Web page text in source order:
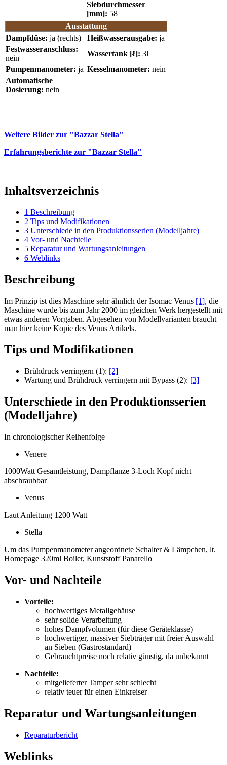
Siebdurchmesser
[mm]: 58
Ausstattung
Dampfdüse: ja (rechts) Heißwasserausgabe: ja
Festwasseranschluss:
nein
Wassertank [ℓ]: 3l
Pumpenmanometer: ja Kesselmanometer: nein
Automatische
Dosierung: nein
Weitere Bilder zur "Bazzar Stella"
Erfahrungsberichte zur "Bazzar Stella"
Inhaltsverzeichnis
1 Beschreibung
2 Tips und Modifikationen
3 Unterschiede in den Produktionsserien (Modelljahre)
4 Vor- und Nachteile
5 Reparatur und Wartungsanleitungen
6 Weblinks
Beschreibung
Im Prinzip ist dies Maschine sehr ähnlich der Isomac Venus [1], die
Maschine wurde bis zum Jahr 2000 im gleichen Werk hergestellt mit
etwas anderen Vorgaben. Abgesehen von Modellvarianten braucht
man hier keine Kopie des Venus Artikels.
Tips und Modifikationen
Brühdruck verringern (1): [2]
Wartung und Brühdruck verringern mit Bypass (2): [3]
Unterschiede in den Produktionsserien
(Modelljahre)
In chronologischer Reihenfolge
Venere
1000Watt Gesamtleistung, Dampflanze 3-Loch Kopf nicht
abschraubbar
Venus
Laut Anleitung 1200 Watt
Stella
Um das Pumpenmanometer angeordnete Schalter & Lämpchen, lt.
Homepage 320ml Boiler, Kunststoff Panarello
Vor- und Nachteile
Vorteile:
hochwertiges Metallgehäuse
sehr solide Verarbeitung
hohes Dampfvolumen (für diese Geräteklasse)
hochwertiger, massiver Siebträger mit freier Auswahl
an Sieben (Gastrostandard)
Gebrauchtpreise noch relativ günstig, da unbekannt
Nachteile:
mitgelieferter Tamper sehr schlecht
relativ teuer für einen Einkreiser
Reparatur und Wartungsanleitungen
Reparaturbericht
Weblinks